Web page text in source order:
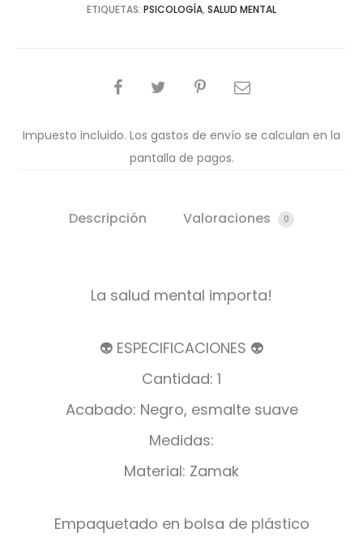
ETIQUETAS: PSICOLOGÍA, SALUD MENTAL
COMPARTIR
Impuesto incluido. Los gastos de envío se calculan en la
pantalla de pagos.
Descripción Valoraciones 0
La salud mental importa!
👽 ESPECIFICACIONES 👽
Cantidad: 1
Acabado: Negro, esmalte suave
Medidas:
Material: Zamak
Empaquetado en bolsa de plástico